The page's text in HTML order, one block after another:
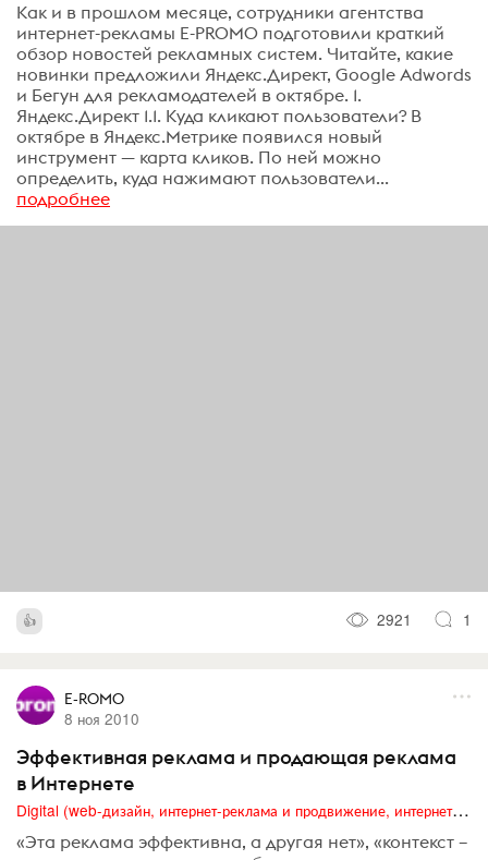
Как и в прошлом месяце, сотрудники агентства
интернет-рекламы E-PROMO подготовили краткий
обзор новостей рекламных систем. Читайте, какие
новинки предложили Яндекс.Директ, Google Adwords
и Бегун для рекламодателей в октябре. 1.
Яндекс.Директ 1.1. Куда кликают пользователи? В
октябре в Яндекс.Метрике появился новый
инструмент — карта кликов. По ней можно
определить, куда нажимают пользователи...
подробнее
2921 1
E-ROMO
8 ноя 2010
Эффективная реклама и продающая реклама
в Интернете
Digital (web-дизайн, интернет-реклама и продвижение, интернет-сообщества и блоги, интернет-коммуникации, мобильный маркетинг, реклама на цифровых экранах)
«Эта реклама эффективна, а другая нет», «контекст –